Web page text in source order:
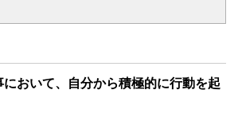
おいて、自分から積極的に行動を起